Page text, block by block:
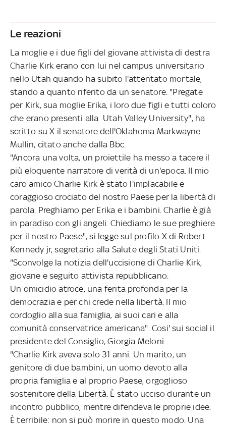
Le reazioni
La moglie e i due figli del giovane attivista di destra
Charlie Kirk erano con lui nel campus universitario
nello Utah quando ha subito l'attentato mortale,
stando a quanto riferito da un senatore. "Pregate
per Kirk, sua moglie Erika, i loro due figli e tutti coloro
che erano presenti alla Utah Valley University", ha
scritto su X il senatore dell'Oklahoma Markwayne
Mullin, citato anche dalla Bbc.
"Ancora una volta, un proiettile ha messo a tacere il
più eloquente narratore di verità di un'epoca. Il mio
caro amico Charlie Kirk è stato l'implacabile e
coraggioso crociato del nostro Paese per la libertà di
parola. Preghiamo per Erika e i bambini. Charlie è già
in paradiso con gli angeli. Chiediamo le sue preghiere
per il nostro Paese", si legge sul profilo X di Robert
Kennedy jr, segretario alla Salute degli Stati Uniti.
"Sconvolge la notizia dell'uccisione di Charlie Kirk,
giovane e seguito attivista repubblicano.
Un omicidio atroce, una ferita profonda per la
democrazia e per chi crede nella libertà. Il mio
cordoglio alla sua famiglia, ai suoi cari e alla
comunità conservatrice americana". Cosi' sui social il
presidente del Consiglio, Giorgia Meloni.
"Charlie Kirk aveva solo 31 anni. Un marito, un
genitore di due bambini, un uomo devoto alla
propria famiglia e al proprio Paese, orgoglioso
sostenitore della Libertà. È stato ucciso durante un
incontro pubblico, mentre difendeva le proprie idee.
È terribile: non si può morire in questo modo. Una